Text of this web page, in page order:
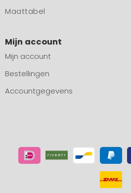
Maattabel
Mijn account
Mijn account
Bestellingen
Accountgegevens